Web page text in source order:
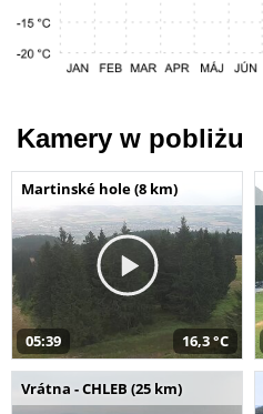
Kamery w pobliżu
Martinské hole (8 km)
05:39 16,3 °C
Vrátna - CHLEB (25 km)